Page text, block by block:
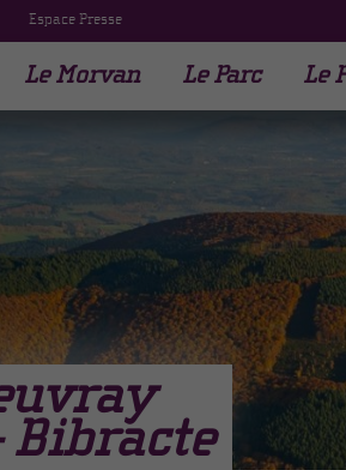
Espace Presse
Le Morvan Le Parc Le
Bibracte